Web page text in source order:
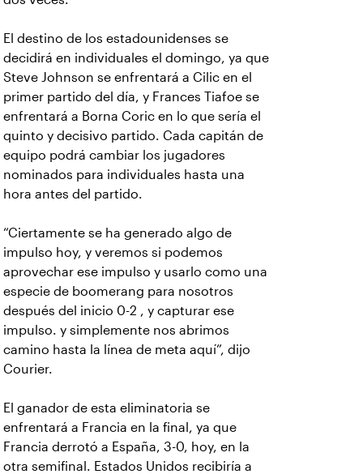
El destino de los estadounidenses se
decidirá en individuales el domingo, ya que
Steve Johnson se enfrentará a Cilic en el
primer partido del día, y Frances Tiafoe se
enfrentará a Borna Coric en lo que sería el
quinto y decisivo partido. Cada capitán de
equipo podrá cambiar los jugadores
nominados para individuales hasta una
hora antes del partido.
“Ciertamente se ha generado algo de
impulso hoy, y veremos si podemos
aprovechar ese impulso y usarlo como una
especie de boomerang para nosotros
después del inicio 0-2 , y capturar ese
impulso. y simplemente nos abrimos
camino hasta la línea de meta aquí”, dijo
Courier.
El ganador de esta eliminatoria se
enfrentará a Francia en la final, ya que
Francia derrotó a España, 3-0, hoy, en la
otra semifinal. Estados Unidos recibiría a